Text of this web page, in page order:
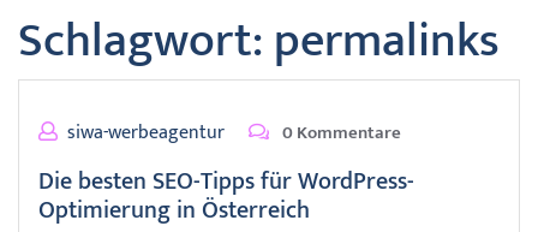
Schlagwort:permalinks
siwa-werbeagentur 0 Kommentare
Die besten SEO-Tipps für WordPress-
Optimierung in Österreich